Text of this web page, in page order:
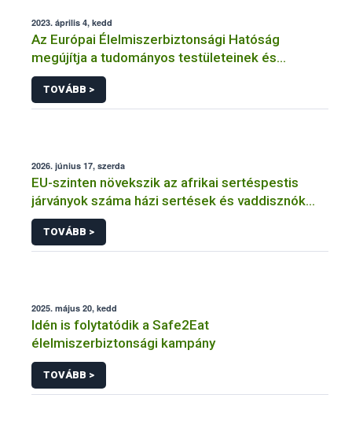
2023. április 4, kedd
Az Európai Élelmiszerbiztonsági Hatóság
megújítja a tudományos testületeinek és
Tudományos Bizottságának tagságát
TOVÁBB >
2026. június 17, szerda
EU-szinten növekszik az afrikai sertéspestis
járványok száma házi sertések és vaddisznók
esetében is
TOVÁBB >
2025. május 20, kedd
Idén is folytatódik a Safe2Eat
élelmiszerbiztonsági kampány
TOVÁBB >